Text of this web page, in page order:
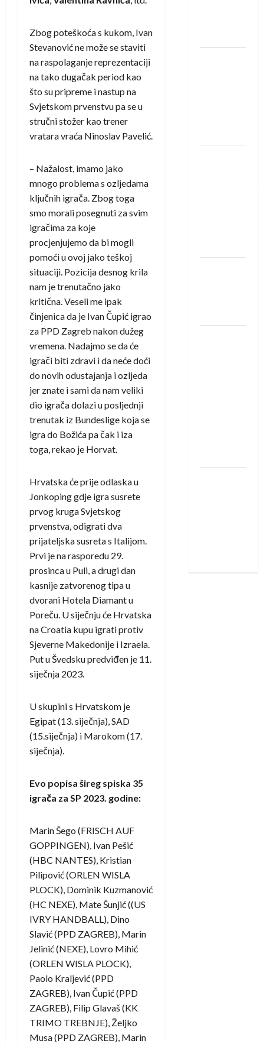
Zbog poteškoća s kukom, Ivan
Stevanović ne može se staviti
na raspolaganje reprezentaciji
na tako dugačak period kao
što su pripreme i nastup na
Svjetskom prvenstvu pa se u
stručni stožer kao trener
vratara vraća Ninoslav Pavelić.
– Nažalost, imamo jako
mnogo problema s ozljedama
ključnih igrača. Zbog toga
smo morali posegnuti za svim
igračima za koje
procjenjujemo da bi mogli
pomoći u ovoj jako teškoj
situaciji. Pozicija desnog krila
nam je trenutačno jako
kritična. Veseli me ipak
činjenica da je Ivan Čupić igrao
za PPD Zagreb nakon dužeg
vremena. Nadajmo se da će
igrači biti zdravi i da neće doći
do novih odustajanja i ozljeda
jer znate i sami da nam veliki
dio igrača dolazi u posljednji
trenutak iz Bundeslige koja se
igra do Božića pa čak i iza
toga, rekao je Horvat.
Hrvatska će prije odlaska u
Jonkoping gdje igra susrete
prvog kruga Svjetskog
prvenstva, odigrati dva
prijateljska susreta s Italijom.
Prvi je na rasporedu 29.
prosinca u Puli, a drugi dan
kasnije zatvorenog tipa u
dvorani Hotela Diamant u
Poreču. U siječnju će Hrvatska
na Croatia kupu igrati protiv
Sjeverne Makedonije i Izraela.
Put u Švedsku predviđen je 11.
siječnja 2023.
U skupini s Hrvatskom je
Egipat (13. siječnja), SAD
(15.siječnja) i Marokom (17.
siječnja).
Evo popisa šireg spiska 35
igrača za SP 2023. godine:
Marin Šego (FRISCH AUF
GOPPINGEN), Ivan Pešić
(HBC NANTES), Kristian
Pilipović (ORLEN WISLA
PLOCK), Dominik Kuzmanović
(HC NEXE), Mate Šunjić ((US
IVRY HANDBALL), Dino
Slavić (PPD ZAGREB), Marin
Jelinić (NEXE), Lovro Mihić
(ORLEN WISLA PLOCK),
Paolo Kraljević (PPD
ZAGREB), Ivan Čupić (PPD
ZAGREB), Filip Glavaš (KK
TRIMO TREBNJE), Željko
Musa (PPD ZAGREB), Marin